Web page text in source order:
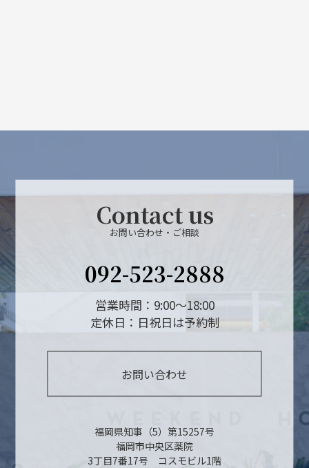
Contact us
お問い合わせ・ご相談
092-523-2888
営業時間：9:00～18:00
定休日：日祝日は予約制
お問い合わせ
福岡県知事（5）第15257号
福岡市中央区薬院
3丁目7番17号 コスモビル1階